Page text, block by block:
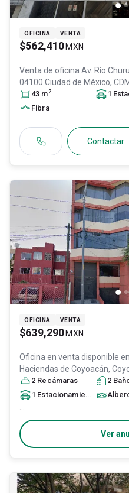
OFICINA VENTA
$562,410 MXN
Venta de oficina Av. Río
04100 Ciudad de México,
Carmen,
, DF /
30255516
43 m2 1
Fibra
Contactar
OFICINA VENTA
$639,290 MXN
Oficina en venta disponible en
Haciendas de Coyoacán,
04970, ID:30026623
2 Recámaras 2
1 Estacionamiento
...
Ver